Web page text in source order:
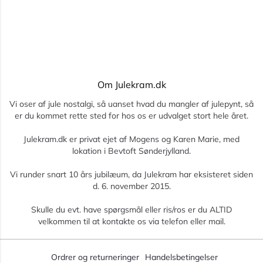
Om Julekram.dk
Vi oser af jule nostalgi, så uanset hvad du mangler af julepynt, så
er du kommet rette sted for hos os er udvalget stort hele året.
Julekram.dk er privat ejet af Mogens og Karen Marie, med
lokation i Bevtoft Sønderjylland.
Vi runder snart 10 års jubilæum, da Julekram har eksisteret siden
d. 6. november 2015.
Skulle du evt. have spørgsmål eller ris/ros er du ALTID
velkommen til at kontakte os via telefon eller mail.
Ordrer og returneringer Handelsbetingelser